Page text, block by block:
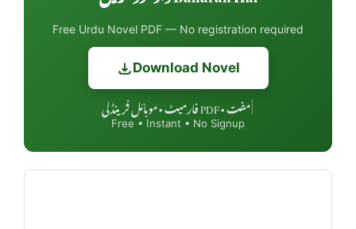
Free Urdu Novel PDF — No registration required
Download Novel
مفت • PDF فارمیٹ • موبائل فرینڈلی
Free • Instant • No Signup